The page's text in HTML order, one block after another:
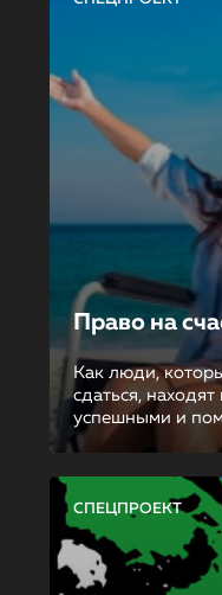
Право на
Как люди,
сдаться,
успешными и
СПЕЦПРОЕКТ